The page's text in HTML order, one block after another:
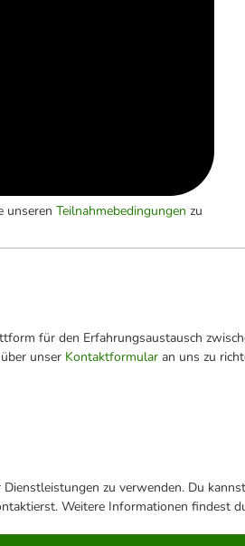
unseren Teilnahmebedingungen zu
für den Erfahrungsaustausch
unser Kontaktformular an uns zu
zu verwenden. Du
Weitere Informationen findest